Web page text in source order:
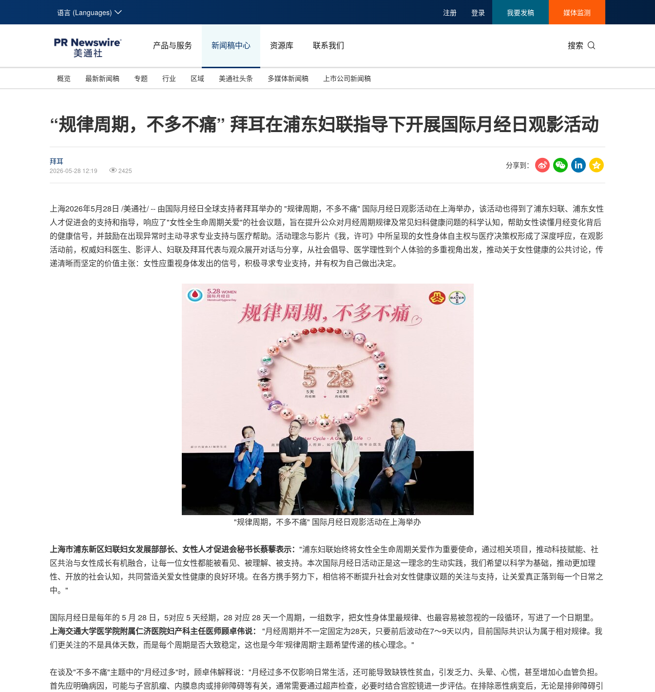
语言 (Languages) 注册 登录 我要发稿 媒体监测
产品与服务 新闻稿中心 资源库 联系我们 搜索
概览 最新新闻稿 专题
投资并购
碳中和
美国临床肿瘤学会(ASCO)
行业
能源化工与环保
娱乐时尚与艺术
区域
马来西亚
新加坡
美通社头条 多媒体新闻稿 上市公司新闻稿
“规律周期，不多不痛” 拜耳在浦东妇联指导下开展国际月经日观影活动
拜耳
2026-05-28 12:19 2425
分享到：
上海2026年5月28日 /美通社/ -- 由国际月经日全球支持者拜耳举办的 "规律周期，不多不痛" 国际月经日观影活动在上海举办，该活动也得到了浦东妇联、浦东女性
人才促进会的支持和指导，响应了"女性全生命周期关爱"的社会议题，旨在提升公众对月经周期规律及常见妇科健康问题的科学认知，帮助女性读懂月经变化背后
的健康信号，并鼓励在出现异常时主动寻求专业支持与医疗帮助。活动理念与影片《我，许可》中所呈现的女性身体自主权与医疗决策权形成了深度呼应，在观影
活动前，权威妇科医生、影评人、妇联及拜耳代表与观众展开对话与分享，从社会倡导、医学理性到个人体验的多重视角出发，推动关于女性健康的公共讨论，传
递清晰而坚定的价值主张：女性应重视身体发出的信号，积极寻求专业支持，并有权为自己做出决定。
"规律周期，不多不痛" 国际月经日观影活动在上海举办
上海市浦东新区妇联妇女发展部部长、女性人才促进会秘书长蔡藜表示： "浦东妇联始终将女性全生命周期关爱作为重要使命，通过相关项目，推动科技赋能、社
区共治与女性成长有机融合，让每一位女性都能被看见、被理解、被支持。本次国际月经日活动正是这一理念的生动实践，我们希望以科学为基础，推动更加理
性、开放的社会认知，共同营造关爱女性健康的良好环境。在各方携手努力下，相信将不断提升社会对女性健康议题的关注与支持，让关爱真正落到每一个日常之
中。"
国际月经日是每年的 5 月 28 日，5对应 5 天经期，28 对应 28 天一个周期，一组数字，把女性身体里最规律、也最容易被忽视的一段循环，写进了一个日期里。
上海交通大学医学院附属仁济医院妇产科主任医师顾卓伟说：
"月经周期并不一定固定为28天，只要前后波动在7～9天以内，目前国际共识认为属于相对规律。我
们更关注的不是具体天数，而是每个周期是否大致稳定，这也是今年'规律周期'主题希望传递的核心理念。"
在谈及"不多不痛"主题中的"月经过多"时，顾卓伟解释说："月经过多不仅影响日常生活，还可能导致缺铁性贫血，引发乏力、头晕、心慌，甚至增加心血管负担。
首先应明确病因，可能与子宫肌瘤、内膜息肉或排卵障碍等有关，通常需要通过超声检查，必要时结合宫腔镜进一步评估。在排除恶性病变后，无论是排卵障碍引